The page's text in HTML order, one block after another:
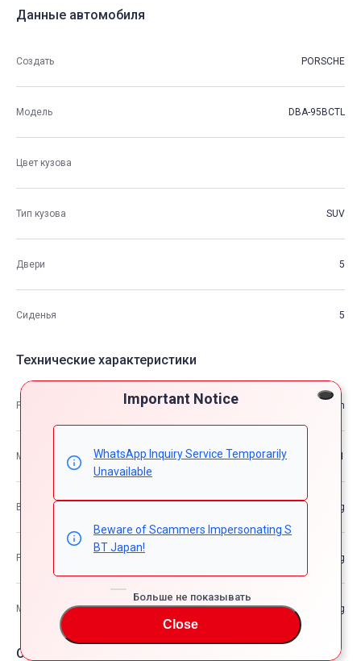
Important Notice
WhatsApp Inquiry Service Temporarily
Unavailable
Beware of Scammers Impersonating S
BT Japan!
Больше не показывать
Close
Данные автомобиля
Создать PORSCHE
Модель DBA-95BCTL
Цвет кузова
Тип кузова SUV
Двери 5
Сиденья 5
Технические характеристики
Размеры 4.70m×1.92m×1.62m
М3 14.61
Вес автомобиля —kg
Разрешенная максимальная масса транспортного средства —kg
Максимальная грузоподъемность —kg
Опции автомобия